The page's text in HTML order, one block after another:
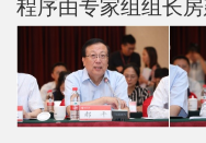
究
程序由专家组组长房